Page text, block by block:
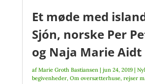
Et møde med
Sjón, norske Per
og Naja Marie Aidt
afMarie Groth Bastiansen| jun 24, 2019|
begivenheder, Om oversætterhuse, rejser